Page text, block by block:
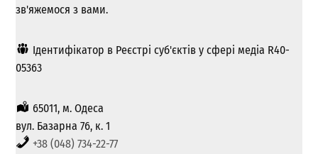
зв'яжемося з вами.
Ідентифікатор в Реєстрі суб'єктів у сфері медіа R40-
05363
65011, м. Одеса
вул. Базарна 76, к. 1
+38 (048) 734-22-77